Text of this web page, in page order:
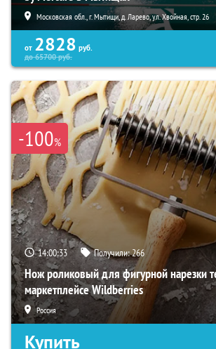
Московская обл., г. Мытищи, д. Ларево, ул. Хвойная, стр. 26
от 2828 руб.
до65700руб.
-100%
14:00:32 Получили:266
Нож роликовый для фигурной нарезки
маркетплейсе Wildberries
Россия
Купить